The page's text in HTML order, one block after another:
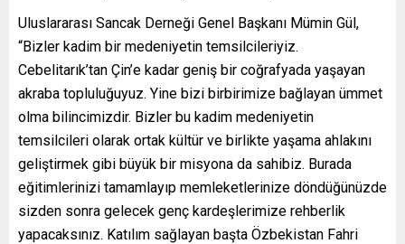
Uluslararası Sancak Derneği Genel Başkanı Mümin Gül,
“Bizler kadim bir medeniyetin temsilcileriyiz.
Cebelitarık’tan Çin’e kadar geniş bir coğrafyada yaşayan
akraba topluluğuyuz. Yine bizi birbirimize bağlayan ümmet
olma bilincimizdir. Bizler bu kadim medeniyetin
temsilcileri olarak ortak kültür ve birlikte yaşama ahlakını
geliştirmek gibi büyük bir misyona da sahibiz. Burada
eğitimlerinizi tamamlayıp memleketlerinize döndüğünüzde
sizden sonra gelecek genç kardeşlerimize rehberlik
yapacaksınız. Katılım sağlayan başta Özbekistan Fahri